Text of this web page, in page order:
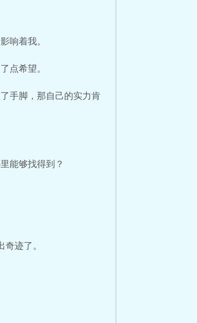
响着我。
点希望。
手脚，那自己的实力肯
能够找得到？
迹了。